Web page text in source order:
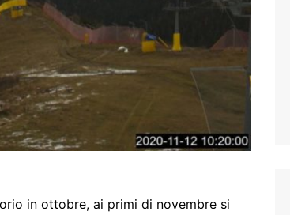
in ottobre, ai primi di novembre si